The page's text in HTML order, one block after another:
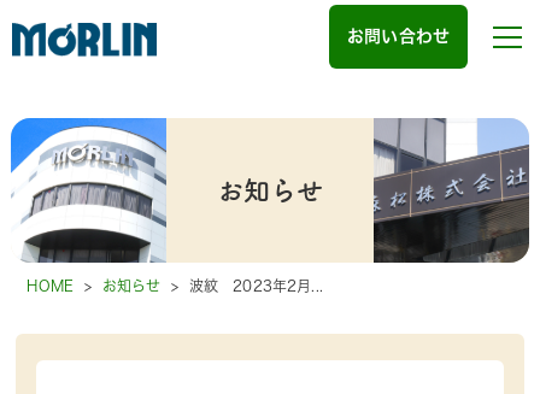
お問い合わせ
お知らせ
HOME > お知らせ > 波紋 2023年2月...